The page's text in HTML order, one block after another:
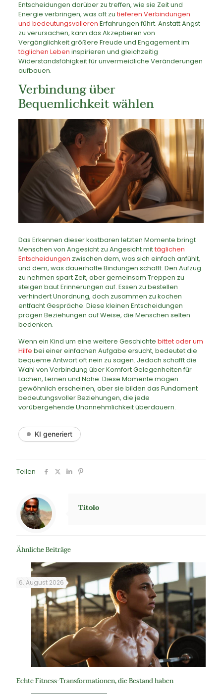
Entscheidungen darüber zu treffen, wie sie Zeit und
Energie verbringen, was oft zu tieferen Verbindungen
und bedeutungsvolleren Erfahrungen führt. Anstatt Angst
zu verursachen, kann das Akzeptieren von
Vergänglichkeit größere Freude und Engagement im
täglichen Leben inspirieren und gleichzeitig
Widerstandsfähigkeit für unvermeidliche Veränderungen
aufbauen.
Verbindung über
Bequemlichkeit wählen
Das Erkennen dieser kostbaren letzten Momente bringt
Menschen von Angesicht zu Angesicht mittäglichen
Entscheidungen zwischen dem, was sich einfach anfühlt,
und dem, was dauerhafte Bindungen schafft. Den Aufzug
zu nehmen spart Zeit, aber gemeinsam Treppen zu
steigen baut Erinnerungen auf. Essen zu bestellen
verhindert Unordnung, doch zusammen zu kochen
entfacht Gespräche. Diese kleinen Entscheidungen
prägen Beziehungen auf Weise, die Menschen selten
bedenken.
Wenn ein Kind um eine weitere Geschichte bittet oder um
Hilfe bei einer einfachen Aufgabe ersucht, bedeutet die
bequeme Antwort oft nein zu sagen. Jedoch schafft die
Wahl von Verbindung über Komfort Gelegenheiten für
Lachen, Lernen und Nähe. Diese Momente mögen
gewöhnlich erscheinen, aber sie bilden das Fundament
bedeutungsvoller Beziehungen, die jede
vorübergehende Unannehmlichkeit überdauern.
KI generiert
Teilen
Titolo
Ähnliche Beiträge
6. August 2026
Echte Fitness-Transformationen, die Bestand haben